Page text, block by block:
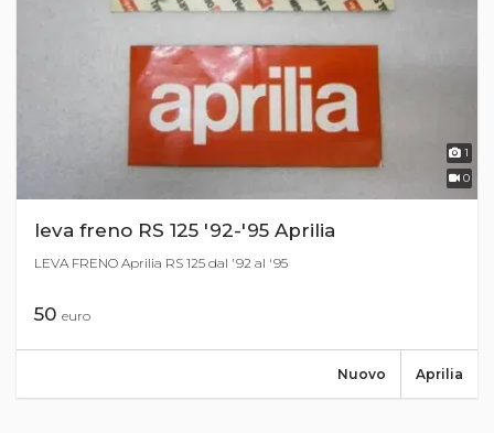
1
0
leva freno RS 125 '92-'95 Aprilia
LEVA FRENO Aprilia RS 125 dal '92 al '95
50 euro
Aprilia
Nuovo